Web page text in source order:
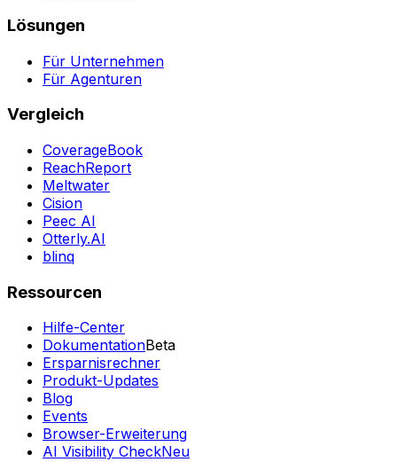
Lösungen
Für Unternehmen
Für Agenturen
Vergleich
CoverageBook
ReachReport
Meltwater
Cision
Peec AI
Otterly.AI
blinq
Ressourcen
Hilfe-Center
DokumentationBeta
Ersparnisrechner
Produkt-Updates
Blog
Events
Browser-Erweiterung
AI Visibility CheckNeu